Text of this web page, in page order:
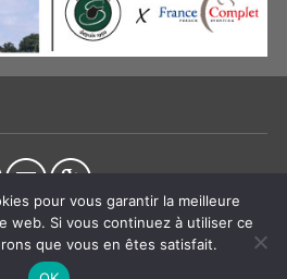
les évènements
Liens utiles
Mentions légales
pour vous garantir la meilleure
web. Si vous continuez à utiliser ce
que vous en êtes satisfait.